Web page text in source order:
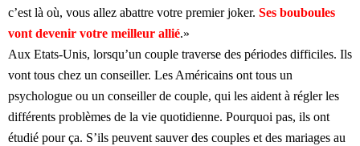
c’est là où, vous allez abattre votre premier joker. Ses bouboules
vont devenir votre meilleur allié.»
Aux Etats-Unis, lorsqu’un couple traverse des périodes difficiles. Ils
vont tous chez un conseiller. Les Américains ont tous un
psychologue ou un conseiller de couple, qui les aident à régler les
différents problèmes de la vie quotidienne. Pourquoi pas, ils ont
étudié pour ça. S’ils peuvent sauver des couples et des mariages au